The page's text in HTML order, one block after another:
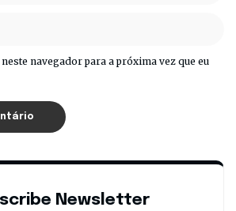
navegador para a próxima vez que eu
Newsletter